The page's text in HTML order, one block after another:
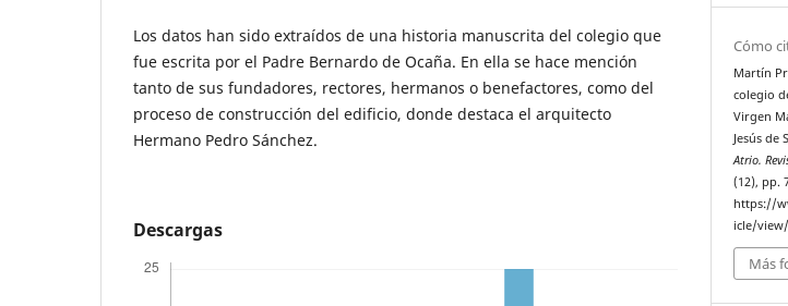
Los datos han sido extraídos de una historia manuscrita del colegio que
fue escrita por el Padre Bernardo de Ocaña. En ella se hace mención
tanto de sus fundadores, rectores, hermanos o benefactores, como del
proceso de construcción del edificio, donde destaca el arquitecto
Hermano Pedro Sánchez.
Descargas
Cómo
Martín
colegio
Virgen
Jesús de
Atrio.
(12), pp.
https://
icle/
Más